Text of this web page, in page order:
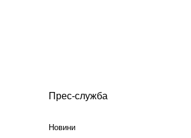
Прес-служба
Новини